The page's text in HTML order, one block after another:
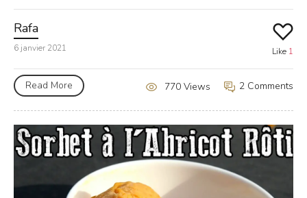
Rafa
6 janvier 2021 Like 1
Read More 2 Comments
770 Views